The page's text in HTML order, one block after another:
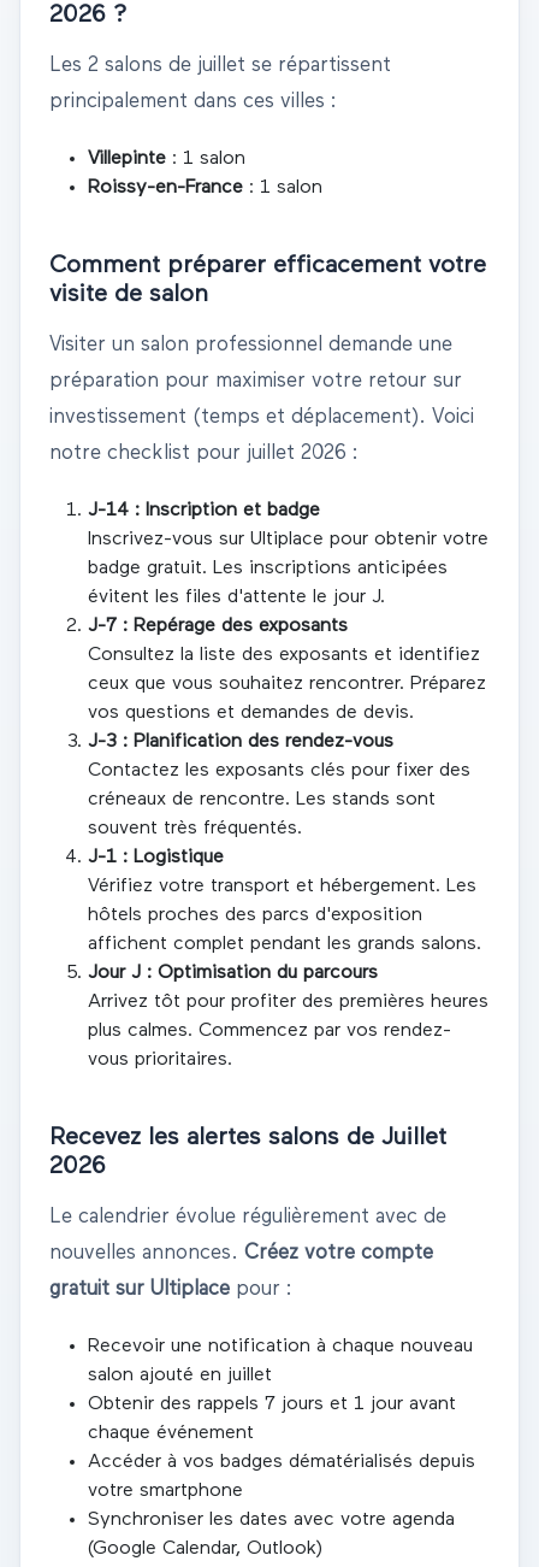
2026 ?
Les 2 salons de juillet se répartissent
principalement dans ces villes :
Villepinte : 1 salon
Roissy-en-France : 1 salon
Comment préparer efficacement votre
visite de salon
Visiter un salon professionnel demande une
préparation pour maximiser votre retour sur
investissement (temps et déplacement). Voici
notre checklist pour juillet 2026 :
J-14 : Inscription et badge
Inscrivez-vous sur Ultiplace pour obtenir votre
badge gratuit. Les inscriptions anticipées
évitent les files d'attente le jour J.
J-7 : Repérage des exposants
Consultez la liste des exposants et identifiez
ceux que vous souhaitez rencontrer. Préparez
vos questions et demandes de devis.
J-3 : Planification des rendez-vous
Contactez les exposants clés pour fixer des
créneaux de rencontre. Les stands sont
souvent très fréquentés.
J-1 : Logistique
Vérifiez votre transport et hébergement. Les
hôtels proches des parcs d'exposition
affichent complet pendant les grands salons.
Jour J : Optimisation du parcours
Arrivez tôt pour profiter des premières heures
plus calmes. Commencez par vos rendez-
vous prioritaires.
Recevez les alertes salons de Juillet
2026
Le calendrier évolue régulièrement avec de
nouvelles annonces. Créez votre compte
gratuit sur Ultiplace pour :
Recevoir une notification à chaque nouveau
salon ajouté en juillet
Obtenir des rappels 7 jours et 1 jour avant
chaque événement
Accéder à vos badges dématérialisés depuis
votre smartphone
Synchroniser les dates avec votre agenda
(Google Calendar, Outlook)